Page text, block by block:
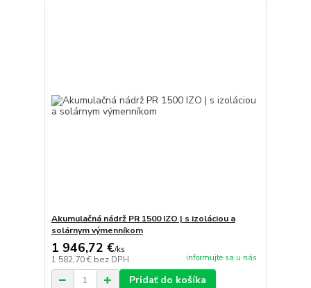
Akumulačná nádrž PR 1500 IZO | s izoláciou a
solárnym výmenníkom
1 946,72 €/ks
1 582,70 € bez DPH informujte sa u nás
Pridať do košíka